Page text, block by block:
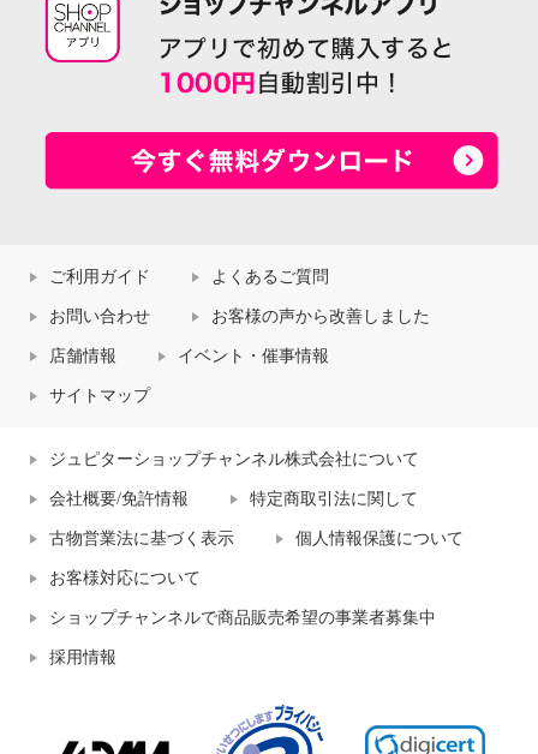
ご利用ガイド よくあるご質問
お問い合わせ お客様の声から改善しました
店舗情報 イベント・催事情報
サイトマップ
ジュピターショップチャンネル株式会社について
会社概要/免許情報 特定商取引法に関して
古物営業法に基づく表示 個人情報保護について
お客様対応について
ショップチャンネルで商品販売希望の事業者募集中
採用情報